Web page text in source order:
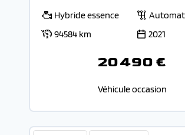
Hybride essence
94584 km
2021
20 490 €
Véhicule occasion